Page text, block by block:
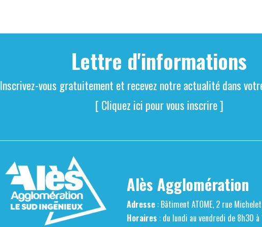
Lettre d'informations
Inscrivez-vous gratuitement et recevez notre actualité dans
[ Cliquez ici pour vous inscrire ]
Alès Agglomération
Adresse: Bâtiment ATOME, 2 rue
Horaires : du lundi au vendredi de 8h30